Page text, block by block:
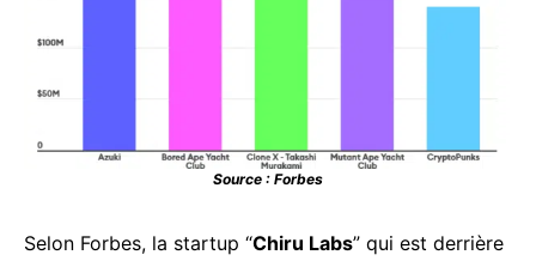
Source : Forbes
Selon Forbes, la startup “Chiru Labs” qui est derrière